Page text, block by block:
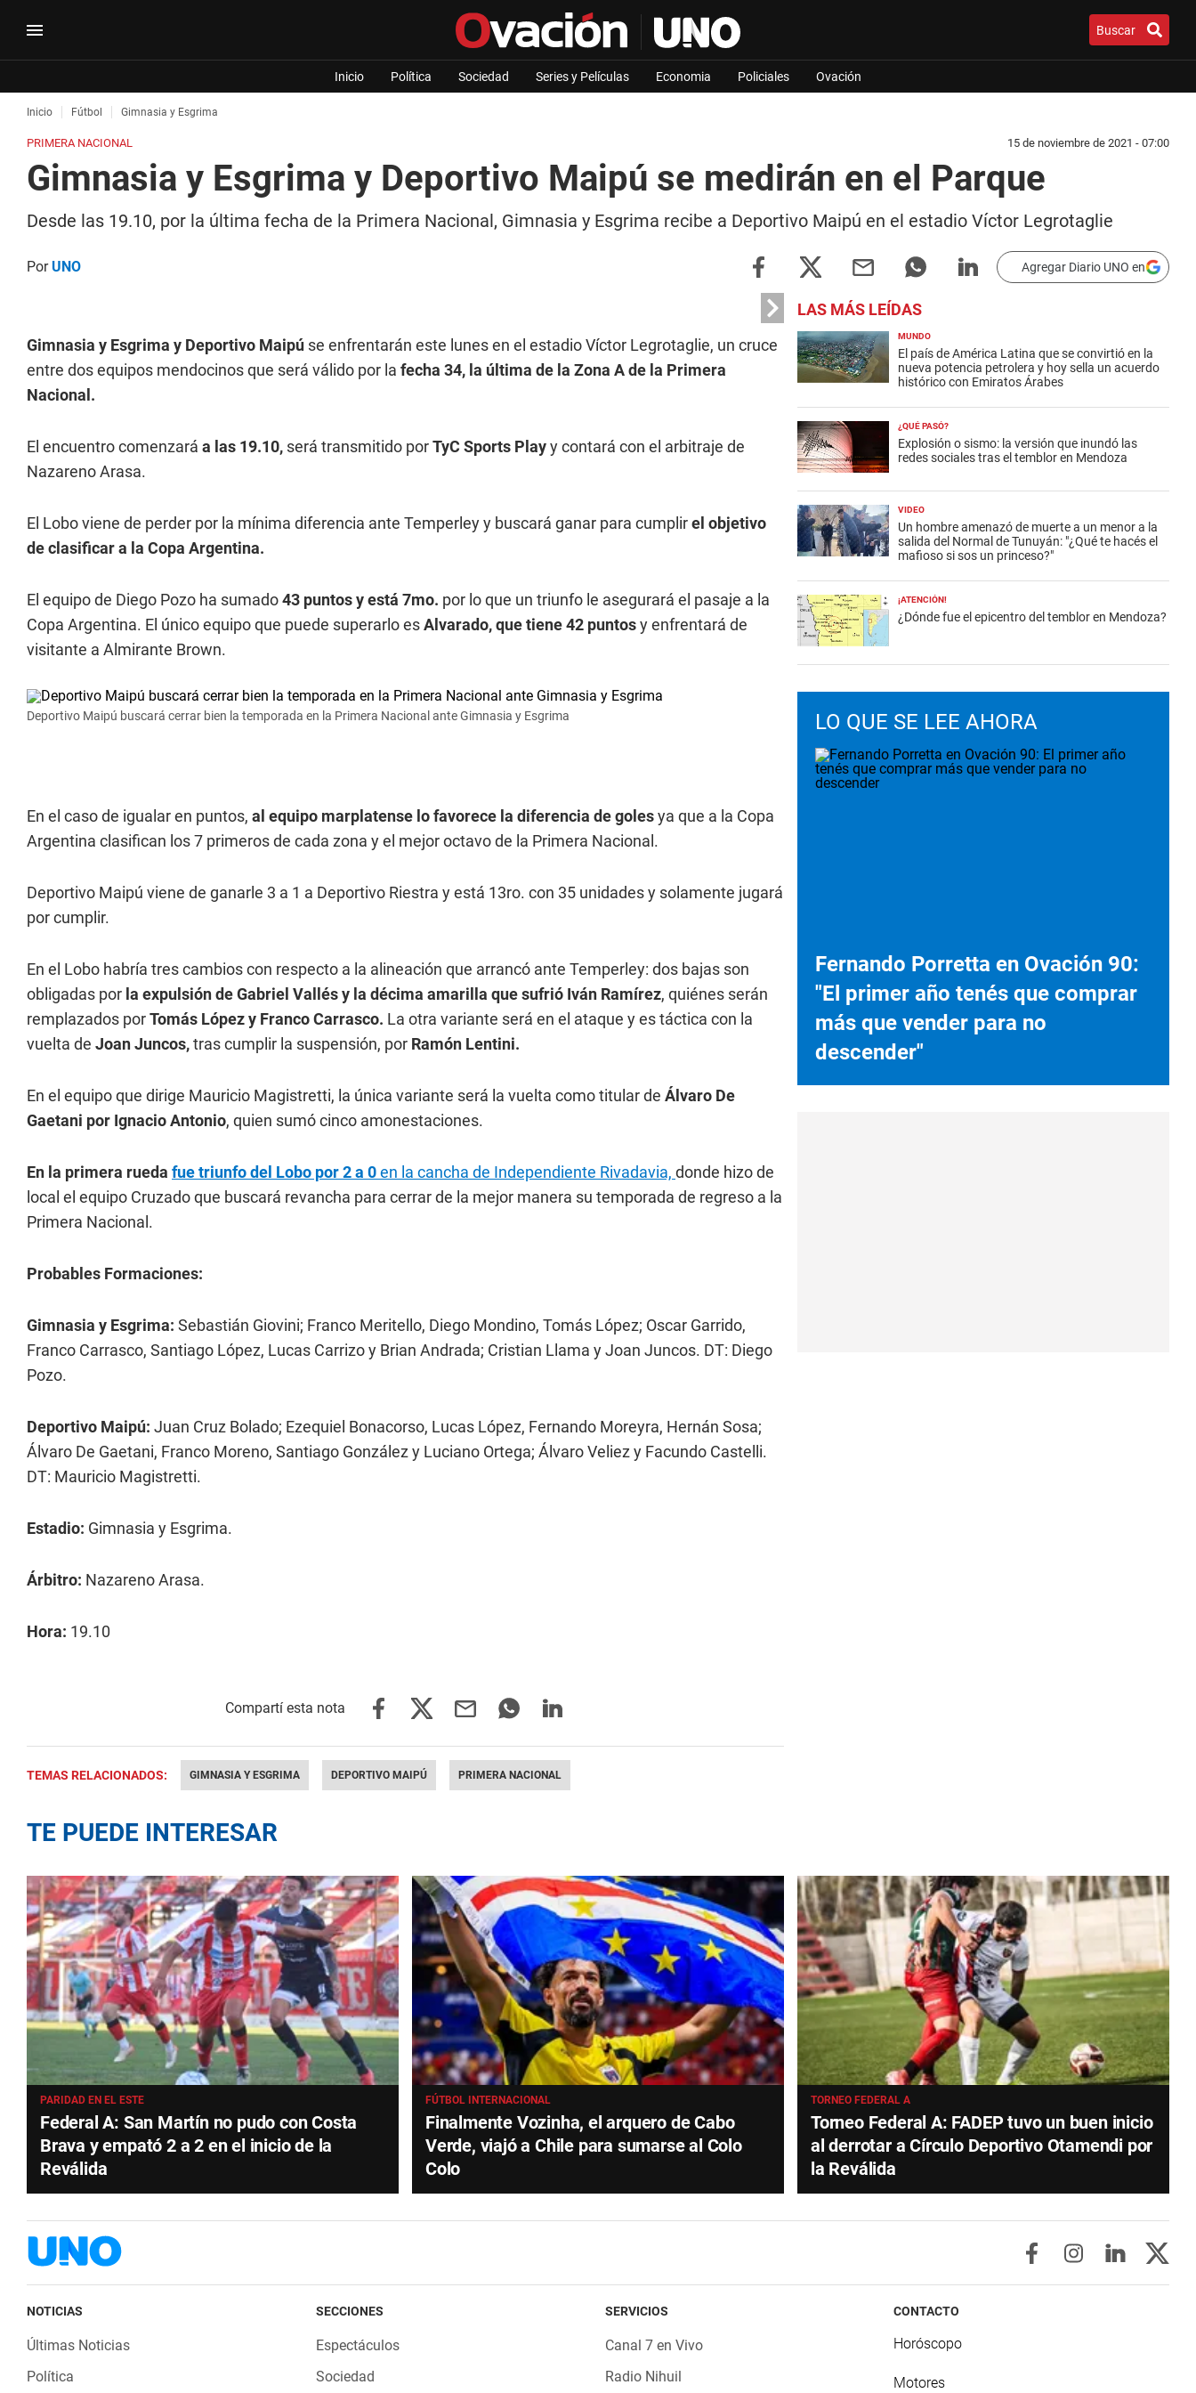
Buscar
Inicio Política Sociedad Series y Películas Economia Policiales Ovación
Inicio Fútbol Gimnasia y Esgrima
PRIMERA NACIONAL 15 de noviembre de 2021 - 07:00
Gimnasia y Esgrima y Deportivo Maipú se medirán en el Parque
Desde las 19.10, por la última fecha de la Primera Nacional, Gimnasia y Esgrima recibe a Deportivo Maipú en el estadio Víctor Legrotaglie
PorUNO Agregar Diario UNO en
Gimnasia y Esgrima y Deportivo Maipú se enfrentarán este lunes en el estadio Víctor Legrotaglie, un cruce
entre dos equipos mendocinos que será válido por la fecha 34, la última de la Zona A de la Primera
Nacional.
El encuentro comenzará a las 19.10, será transmitido porTyC Sports Playy contará con el arbitraje de
Nazareno Arasa.
El Lobo viene de perder por la mínima diferencia ante Temperley y buscará ganar para cumplirel objetivo
de clasificar a la Copa Argentina.
El equipo de Diego Pozo ha sumado43 puntos y está 7mo. por lo que un triunfo le asegurará el pasaje a la
Copa Argentina. El único equipo que puede superarlo esAlvarado, que tiene 42 puntosy enfrentará de
visitante a Almirante Brown.
Deportivo Maipú buscará cerrar bien la temporada en la Primera Nacional ante Gimnasia y Esgrima
En el caso de igualar en puntos, al equipo marplatense lo favorece la diferencia de golesya que a la Copa
Argentina clasifican los 7 primeros de cada zona y el mejor octavo de la Primera Nacional.
Deportivo Maipú viene de ganarle 3 a 1 a Deportivo Riestra y está 13ro. con 35 unidades y solamente jugará
por cumplir.
En el Lobo habría tres cambios con respecto a la alineación que arrancó ante Temperley: dos bajas son
obligadas por la expulsión de Gabriel Vallés y la décima amarilla que sufrió Iván Ramírez, quiénes serán
remplazados porTomás López y Franco Carrasco. La otra variante será en el ataque y es táctica con la
vuelta de Joan Juncos,tras cumplir la suspensión, por Ramón Lentini.
En el equipo que dirige Mauricio Magistretti, la única variante será la vuelta como titular de Álvaro De
Gaetani por Ignacio Antonio, quien sumó cinco amonestaciones.
En la primera rueda fue triunfo del Lobo por 2 a 0en la cancha de Independiente Rivadavia, donde hizo de
local el equipo Cruzado que buscará revancha para cerrar de la mejor manera su temporada de regreso a la
Primera Nacional.
Probables Formaciones:
Gimnasia y Esgrima: Sebastián Giovini; Franco Meritello, Diego Mondino, Tomás López; Oscar Garrido,
Franco Carrasco, Santiago López, Lucas Carrizo y Brian Andrada; Cristian Llama y Joan Juncos. DT: Diego
Pozo.
Deportivo Maipú: Juan Cruz Bolado; Ezequiel Bonacorso, Lucas López, Fernando Moreyra, Hernán Sosa;
Álvaro De Gaetani, Franco Moreno, Santiago González y Luciano Ortega; Álvaro Veliez y Facundo Castelli.
DT: Mauricio Magistretti.
Estadio: Gimnasia y Esgrima.
Árbitro: Nazareno Arasa.
Hora: 19.10
TEMAS RELACIONADOS: GIMNASIA Y ESGRIMA DEPORTIVO MAIPÚ PRIMERA NACIONAL
LAS MÁS LEÍDAS
MUNDO
El país de América Latina que se convirtió en la
nueva potencia petrolera y hoy sella un acuerdo
histórico con Emiratos Árabes
¿QUÉ PASÓ?
Explosión o sismo: la versión que inundó las
redes sociales tras el temblor en Mendoza
VIDEO
Un hombre amenazó de muerte a un menor a la
salida del Normal de Tunuyán: "¿Qué te hacés el
mafioso si sos un princeso?"
¡ATENCIÓN!
¿Dónde fue el epicentro del temblor en Mendoza?
LO QUE SE LEE AHORA
Fernando Porretta en Ovación 90:
"El primer año tenés que comprar
más que vender para no
descender"
TE PUEDE INTERESAR
PARIDAD EN EL ESTE
Federal A: San Martín no pudo con Costa
Brava y empató 2 a 2 en el inicio de la
Reválida
FÚTBOL INTERNACIONAL
Finalmente Vozinha, el arquero de Cabo
Verde, viajó a Chile para sumarse al Colo
Colo
TORNEO FEDERAL A
Torneo Federal A: FADEP tuvo un buen inicio
al derrotar a Círculo Deportivo Otamendi por
la Reválida
NOTICIAS
Últimas Noticias
Política
SECCIONES
Espectáculos
Sociedad
SERVICIOS
Canal 7 en Vivo
Radio Nihuil
CONTACTO
Horóscopo
Motores